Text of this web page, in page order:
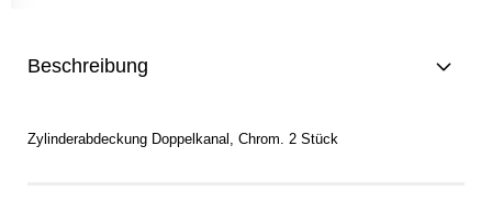
Beschreibung
Zylinderabdeckung Doppelkanal, Chrom. 2 Stück